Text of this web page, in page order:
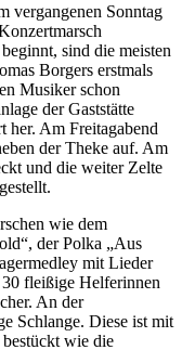
vergangenen Sonntag
sind die meisten
Borgers erstmals
Musiker schon
der Gaststätte
her. Am Freitagabend
der Theke auf. Am
und die weiter Zelte
wie dem
der Polka „Aus
mit Lieder
fleißige Helferinnen
An der
Schlange. Diese ist mit
wie die